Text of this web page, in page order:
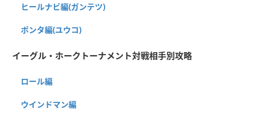
ヒールナビ編(ガンテツ)
ポンタ編(ユウコ)
イーグル・ホークトーナメント対戦相手別攻略
ロール編
ウインドマン編